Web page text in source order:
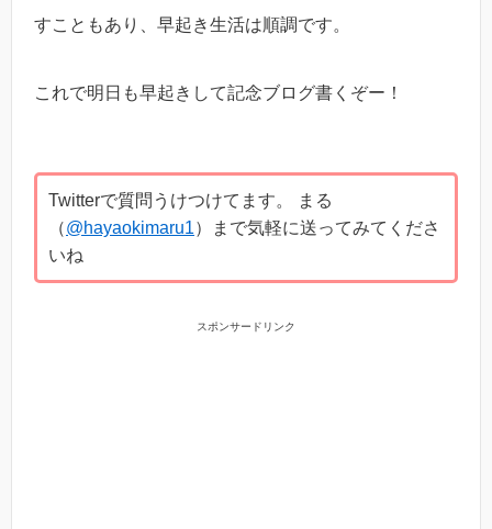
すこともあり、早起き生活は順調です。
これで明日も早起きして記念ブログ書くぞー！
Twitterで質問うけつけてます。 まる
（@hayaokimaru1）まで気軽に送ってみてくださ
いね
スポンサードリンク